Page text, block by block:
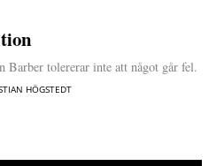
Barber tolererar inte att något går fel.
HÖGSTEDT